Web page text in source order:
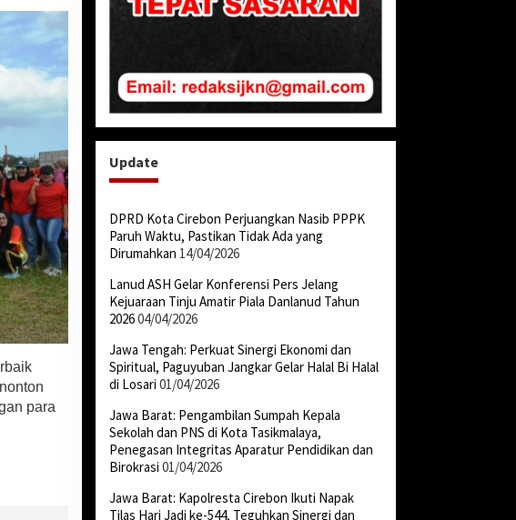
para
Update
DPRD Kota Cirebon Perjuangkan Nasib PPPK
Paruh Waktu, Pastikan Tidak Ada yang
Dirumahkan 14/04/2026
Lanud ASH Gelar Konferensi Pers Jelang
Kejuaraan Tinju Amatir Piala Danlanud Tahun
202604/04/2026
Jawa Tengah: Perkuat Sinergi Ekonomi dan
Spiritual, Paguyuban Jangkar Gelar Halal Bi Halal
di Losari 01/04/2026
Jawa Barat: Pengambilan Sumpah Kepala
Sekolah dan PNS di Kota Tasikmalaya,
Penegasan Integritas Aparatur Pendidikan dan
Birokrasi 01/04/2026
Jawa Barat: Kapolresta Cirebon Ikuti Napak
Tilas Hari Jadi ke-544, Teguhkan Sinergi dan